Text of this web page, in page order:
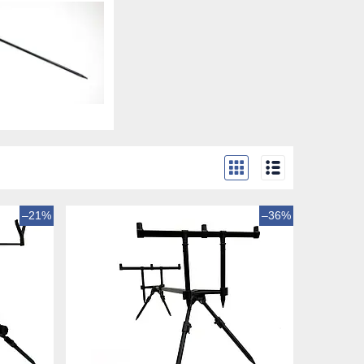
–21% –36%